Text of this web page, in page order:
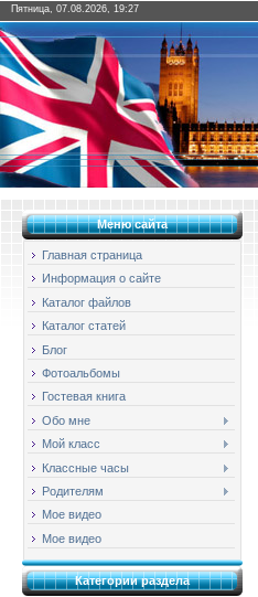
Пятница, 07.08.2026, 19:27
Меню сайта
Главная страница
Информация о сайте
Каталог файлов
Каталог статей
Блог
Фотоальбомы
Гостевая книга
Обо мне
Мой класс
Классные часы
Родителям
Мое видео
Мое видео
Категории раздела